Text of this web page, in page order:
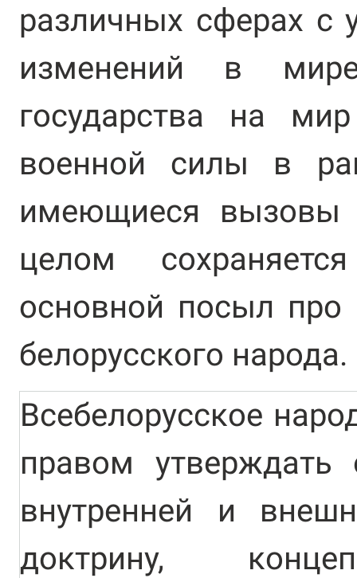
различных сферах с
изменений в
государства на
военной силы в
имеющиеся
целом
основной посыл
белорусского народа.
Всебелорусское
правом утверждать
внутренней и
доктрину,